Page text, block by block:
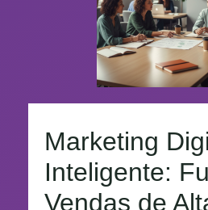
Marketing
Inteligente:
Vendas de